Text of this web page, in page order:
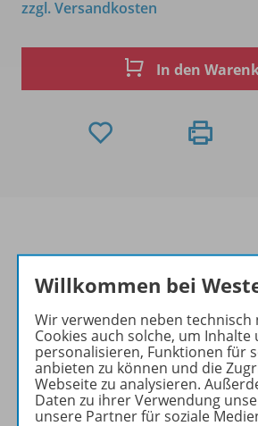
zzgl. Versandkosten
In den
Produktinformationen
Beschreibung
Zugehörige Produkte
Willkommen bei
Wir verwenden neben technisch
Cookies auch solche, um Inhalte
personalisieren, Funktionen für
anbieten zu können und die
Webseite zu analysieren.
Daten zu ihrer Verwendung
unsere Partner für soziale